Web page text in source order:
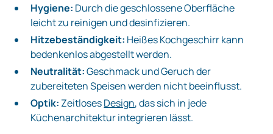
Hygiene: Durch die geschlossene Oberfläche
leicht zu reinigen und desinfizieren.
Hitzebeständigkeit: Heißes Kochgeschirr kann
bedenkenlos abgestellt werden.
Neutralität:Geschmack und Geruch der
zubereiteten Speisen werden nicht beeinflusst.
Optik: ZeitlosesDesign, das sich in jede
Küchenarchitektur integrieren lässt.